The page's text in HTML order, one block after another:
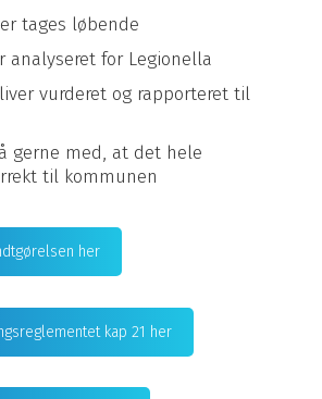
tages løbende
analyseret for Legionella
vurderet og rapporteret til
gerne med, at det hele
til kommunen
her
kap 21 her